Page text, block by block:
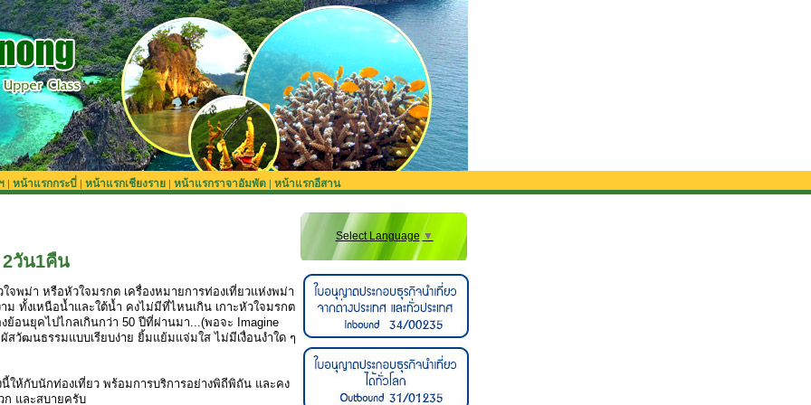
| หน้าแรกกระบี่ | หน้าแรกเชียงราย | หน้าแรกราจาอัมพัต | หน้าแรกอีสาน
2วัน1คืน
ใจพม่า หรือหัวใจมรกต เครื่องหมายการท่องเที่ยวแห่งพม่า
ทั้งเหนือน้ำและใต้น้ำ คงไม่มีที่ไหนเกิน เกาะหัวใจมรกต
อนยุคไปไกลเกินกว่า 50 ปีที่ผ่านมา...(พอจะ Imagine
วัฒนธรรมแบบเรียบง่าย ยิ้มแย้มแจ่มใส ไม่มีเงื่อนงำใด ๆ
ให้กับนักท่องเที่ยว พร้อมการบริการอย่างพิถีพิถัน และคง
ก และสบายครับ
Select Language ▼